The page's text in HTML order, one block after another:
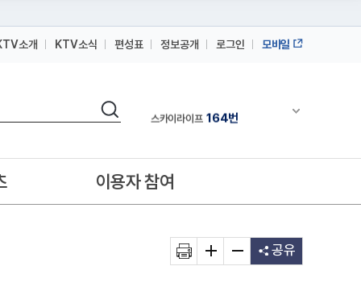
소개 KTV소식 편성표 정보공개 로그인 모바일
검색 채널안내 펼쳐
스카이라이프 164번
스카이라이프 164번
스카이라이프
이용자 참여
공유